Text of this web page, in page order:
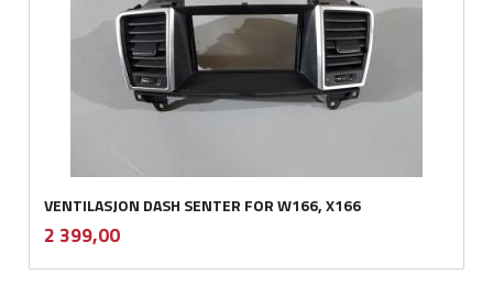
VENTILASJON DASH SENTER FOR W166, X166
Pris
2 399,00mva.